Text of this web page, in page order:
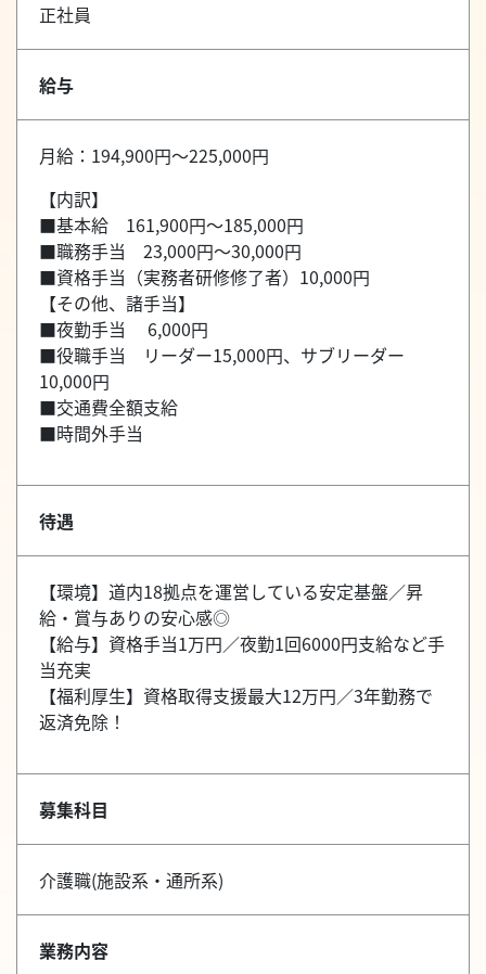
正社員
給与
月給：194,900円～225,000円
【内訳】
■基本給 161,900円～185,000円
■職務手当 23,000円～30,000円
■資格手当（実務者研修修了者）10,000円
【その他、諸手当】
■夜勤手当 6,000円
■役職手当 リーダー15,000円、サブリーダー
10,000円
■交通費全額支給
■時間外手当
待遇
【環境】道内18拠点を運営している安定基盤／昇
給・賞与ありの安心感◎
【給与】資格手当1万円／夜勤1回6000円支給など手
当充実
【福利厚生】資格取得支援最大12万円／3年勤務で
返済免除！
募集科目
介護職(施設系・通所系)
業務内容